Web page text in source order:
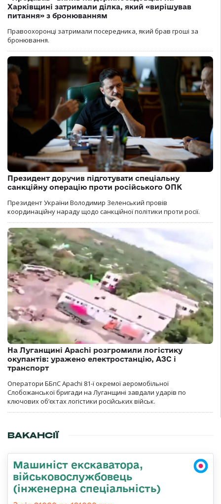
Харківщині затримали ділка, який «вирішував
питання» з бронюванням
Правоохоронці затримали посередника, який брав гроші за
бронювання.
Президент доручив підготувати спеціальну
санкційну операцію проти російського ОПК
Президент України Володимир Зеленський провів
координаційну нараду щодо санкційної політики проти росії.
На Луганщині Apachi розгромили логістику
окупантів: уражено електростанцію, АЗС і
транспорт
Оператори ББпС Apachi 81-ї окремої аеромобільної
Слобожанської бригади на Луганщині завдали ударів по
ключових об’єктах логістики російських військ.
ВАКАНСІЇ
Машиніст екскаватора,
військовослужбовець
(інженерна спеціальність)